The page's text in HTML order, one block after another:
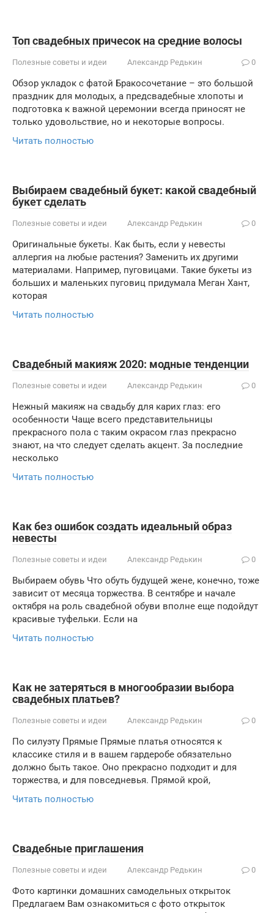
Топ свадебных причесок на средние волосы
Полезные советы и идеи Александр Редькин 0
Обзор укладок с фатой Бракосочетание – это большой
праздник для молодых, а предсвадебные хлопоты и
подготовка к важной церемонии всегда приносят не
только удовольствие, но и некоторые вопросы.
Читать полностью
Выбираем свадебный букет: какой свадебный
букет сделать
Полезные советы и идеи Александр Редькин 0
Оригинальные букеты. Как быть, если у невесты
аллергия на любые растения? Заменить их другими
материалами. Например, пуговицами. Такие букеты из
больших и маленьких пуговиц придумала Меган Хант,
которая
Читать полностью
Свадебный макияж 2020: модные тенденции
Полезные советы и идеи Александр Редькин 0
Нежный макияж на свадьбу для карих глаз: его
особенности Чаще всего представительницы
прекрасного пола с таким окрасом глаз прекрасно
знают, на что следует сделать акцент. За последние
несколько
Читать полностью
Как без ошибок создать идеальный образ
невесты
Полезные советы и идеи Александр Редькин 0
Выбираем обувь Что обуть будущей жене, конечно, тоже
зависит от месяца торжества. В сентябре и начале
октября на роль свадебной обуви вполне еще подойдут
красивые туфельки. Если на
Читать полностью
Как не затеряться в многообразии выбора
свадебных платьев?
Полезные советы и идеи Александр Редькин 0
По силуэту Прямые Прямые платья относятся к
классике стиля и в вашем гардеробе обязательно
должно быть такое. Оно прекрасно подходит и для
торжества, и для повседневья. Прямой крой,
Читать полностью
Свадебные приглашения
Полезные советы и идеи Александр Редькин 0
Фото картинки домашних самодельных открыток
Предлагаем Вам ознакомиться с фото открыток